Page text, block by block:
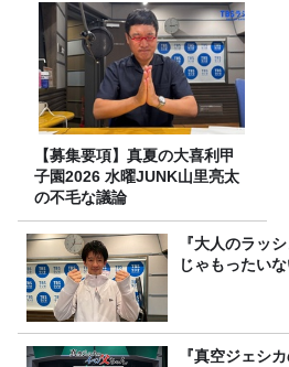
【募集要項】真夏の大喜利甲
子園2026 水曜JUNK山里亮太
の不毛な議論
『大人のラッ
じゃもったい
『真空ジェシ